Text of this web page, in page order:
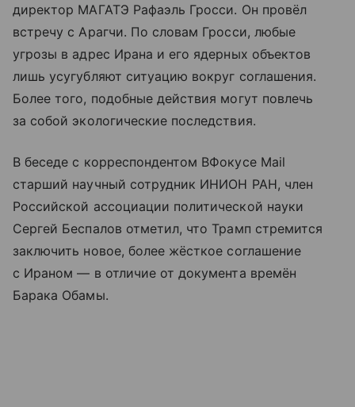
директор МАГАТЭ Рафаэль Гросси. Он провёл
встречу с Арагчи. По словам Гросси, любые
угрозы в адрес Ирана и его ядерных объектов
лишь усугубляют ситуацию вокруг соглашения.
Более того, подобные действия могут повлечь
за собой экологические последствия.
В беседе с корреспондентом ВФокусе Mail
старший научный сотрудник ИНИОН РАН, член
Российской ассоциации политической науки
Сергей Беспалов отметил, что Трамп стремится
заключить новое, более жёсткое соглашение
с Ираном — в отличие от документа времён
Барака Обамы.